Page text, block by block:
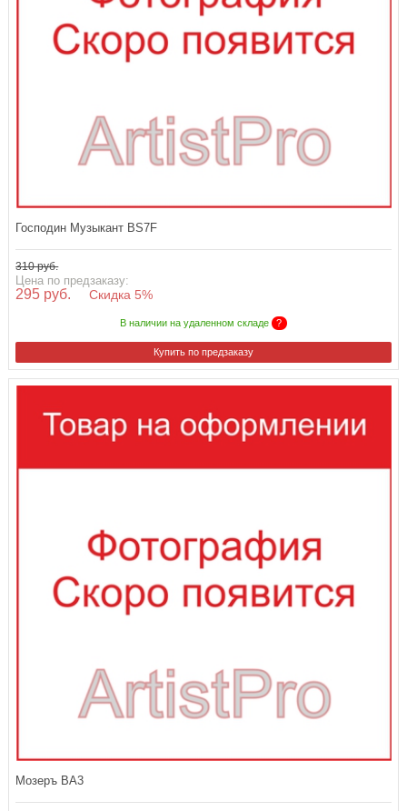
Господин Музыкант BS7F
310 руб.
Цена по предзаказу:
295 руб. Скидка 5%
В наличии на удаленном складе ?
Купить по предзаказу
Мозеръ BA3